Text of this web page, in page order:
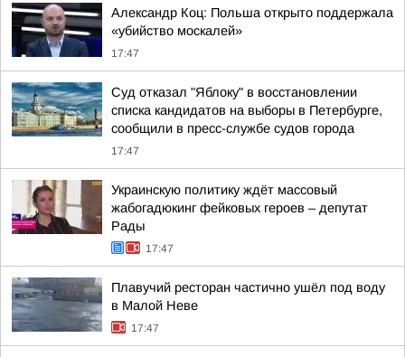
Александр Коц: Польша открыто поддержала
«убийство москалей»
17:47
Суд отказал "Яблоку" в восстановлении
списка кандидатов на выборы в Петербурге,
сообщили в пресс-службе судов города
17:47
Украинскую политику ждёт массовый
жабогадюкинг фейковых героев – депутат
Рады
17:47
Плавучий ресторан частично ушёл под воду
в Малой Неве
17:47